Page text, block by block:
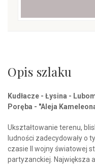
Opis szlaku
Kudłacze - Łysina -
Poręba - "Aleja
Ukształtowanie terenu,
ludności zadecydowały o
czasie II wojny światowej
partyzanckiej. Największa